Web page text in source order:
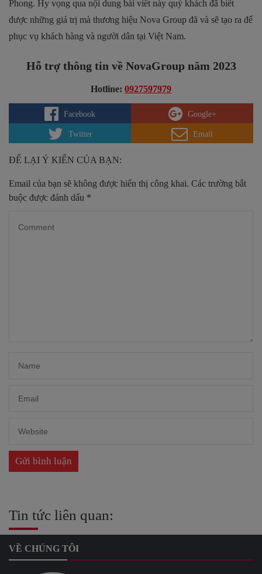
Phong. Hy vọng qua nội dung bài viết này quý khách đã biết
được những giá trị mà thương hiệu Nova Group đã và sẽ tạo ra để
phục vụ khách hàng và người dân tại Việt Nam.
Hỗ trợ thông tin về NovaGroup năm 2023
Hotline: 0927597979
Facebook Google+
Twitter Email
ĐỂ LẠI Ý KIẾN CỦA BẠN:
Email của bạn sẽ không được hiển thị công khai. Các trường bắt
buộc được đánh dấu *
Tin tức liên quan:
VỀ CHÚNG TÔI